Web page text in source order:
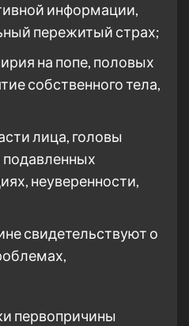
информации,
пережитый страх;
на попе, половых
собственного тела,
лица, головы
подавленных
неуверенности,
свидетельствуют о
первопричины